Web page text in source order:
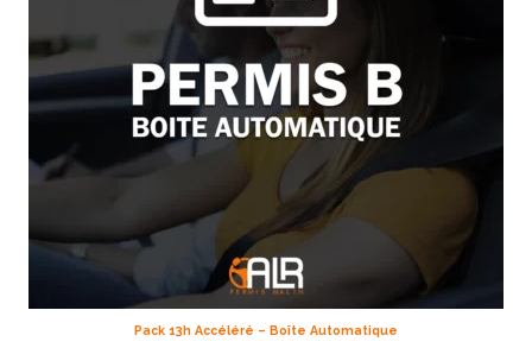
Pack 13h Accéléré – Boîte Automatique